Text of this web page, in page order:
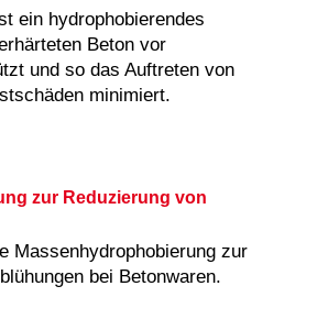
ein hydrophobierendes
Beton vor
und so das Auftreten von
minimiert.
zur Reduzierung von
Massenhydrophobierung zur
bei Betonwaren.